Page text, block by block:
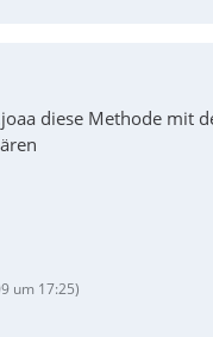
diese Methode mit
um 17:25)